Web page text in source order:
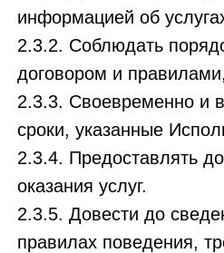
информацией об
2.3.2. Соблюдать
договором и
2.3.3. Своевременно и
сроки, указанные
2.3.4. Предоставлять
оказания услуг.
2.3.5. Довести до
правилах поведения,